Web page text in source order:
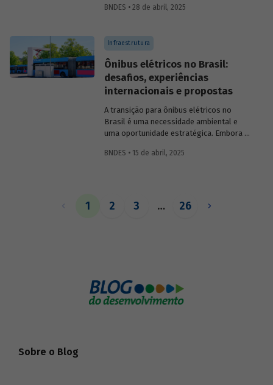
– depende do que será feito a partir delas.
BNDES • 28 de abril, 2025
Infraestrutura
Ônibus elétricos no Brasil:
desafios, experiências
internacionais e propostas
A transição para ônibus elétricos no
Brasil é uma necessidade ambiental e
uma oportunidade estratégica. Embora os
experiências internacionais comprovam
BNDES • 15 de abril, 2025
1 2 3 … 26
Sobre o Blog